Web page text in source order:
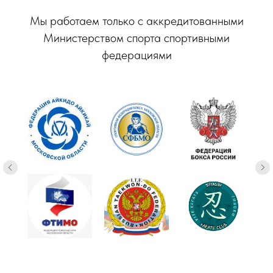
Мы работаем только с аккредитованными
Министерством спорта спортивными
федерациями